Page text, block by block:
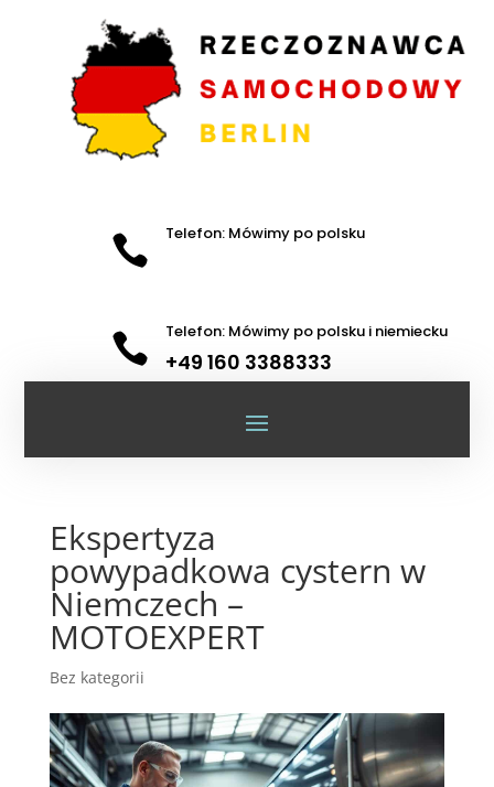
 Telefon: Mówimy po polsku
 Telefon: Mówimy po polsku i niemiecku
+49 160 3388333
Ekspertyza
powypadkowa cystern w
Niemczech –
MOTOEXPERT
Bez kategorii